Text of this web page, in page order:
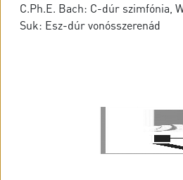
C.Ph.E. Bach: C-dúr szimfónia,
Suk: Esz-dúr vonósszerenád